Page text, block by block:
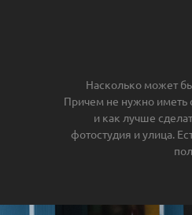
Насколько может
Причем не нужно иметь
и как лучше
фотостудия и улица.